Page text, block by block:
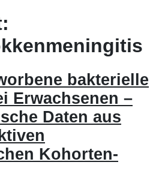
bakterielle
Erwachsenen –
Daten aus
Kohorten-